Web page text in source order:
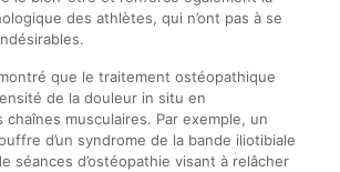
des athlètes, qui n’ont pas à se
que le traitement ostéopathique
de la douleur in situ en
musculaires. Par exemple, un
d’un syndrome de la bande iliotibiale
séances d’ostéopathie visant à relâcher